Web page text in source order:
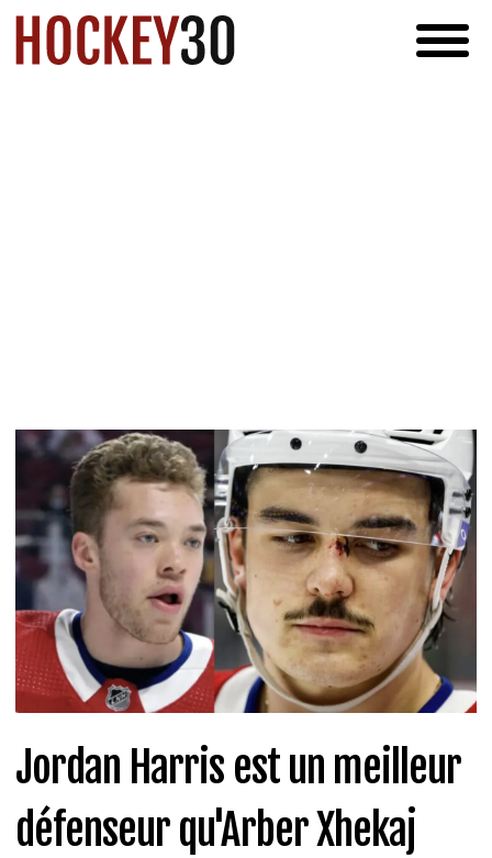
Jordan Harris est un meilleur
défenseur qu'Arber Xhekaj